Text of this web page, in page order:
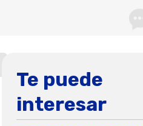
Te puede
interesar